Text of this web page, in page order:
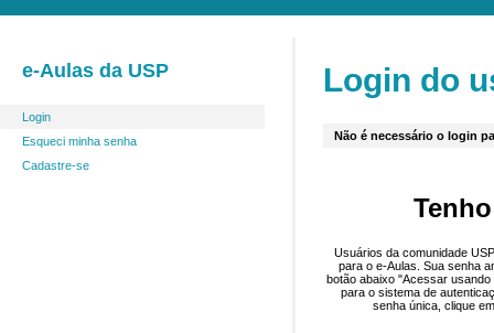
e-Aulas da USP
Login
Esqueci minha senha
Cadastre-se
Login do
Não é necessário o login
Usuários da comunidade
para o e-Aulas. Sua senha
botão abaixo "Acessar
para o sistema de
senha única, clique